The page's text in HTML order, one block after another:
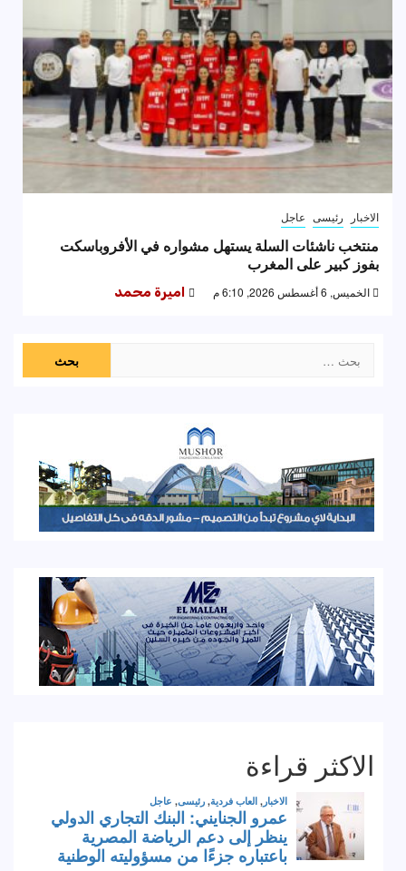
الاخبار رئيسى عاجل
منتخب ناشئات السلة يستهل مشواره في الأفروباسكت
بفوز كبير على المغرب
الخميس, 6 أغسطس 2026, 6:10 م اميرة محمد
عن:
الاكثر قراءة